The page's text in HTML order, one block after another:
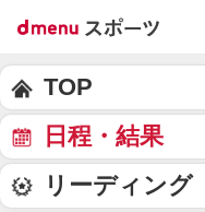
TOP
日程・結果
リーディング